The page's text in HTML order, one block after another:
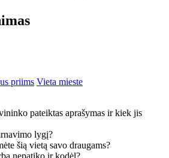
priims Vieta mieste
pateiktas aprašymas ir kiek jis
lygį?
šią vietą savo draugams?